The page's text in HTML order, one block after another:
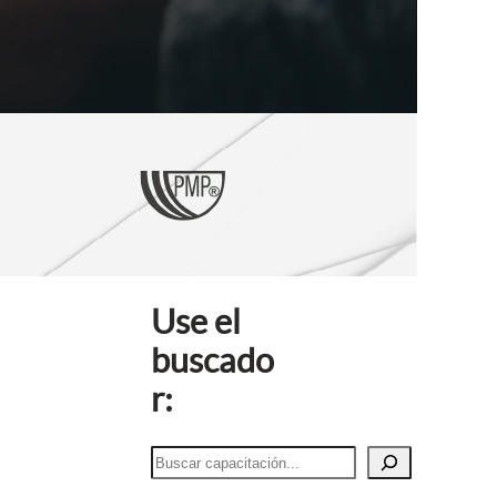
Use el
buscado
r:
B
u